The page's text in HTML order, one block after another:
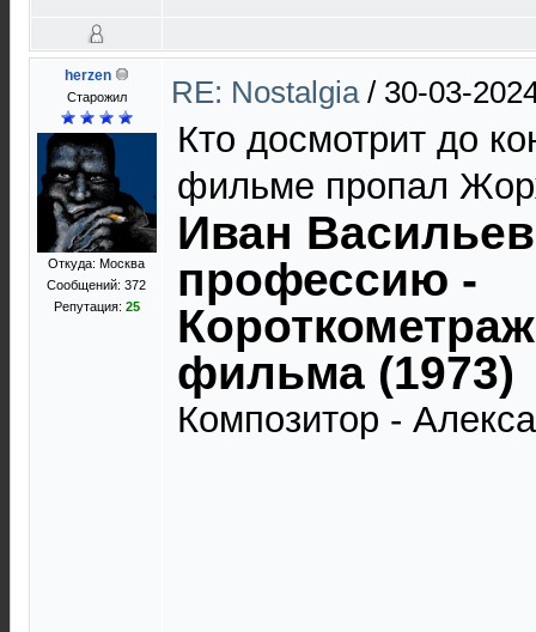
herzen
Старожил
Откуда: Москва
Сообщений: 372
Репутация: 25
RE: Nostalgia / 30-03-
Кто досмотрит до
фильме пропал
Иван
профессию -
фильма (1973)
Композитор -